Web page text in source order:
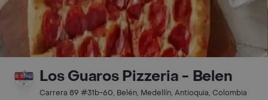
Los Guaros Pizzeria - Belen
Carrera 89 #31b-60, Belén, Medellín, Antioquia, Colombia